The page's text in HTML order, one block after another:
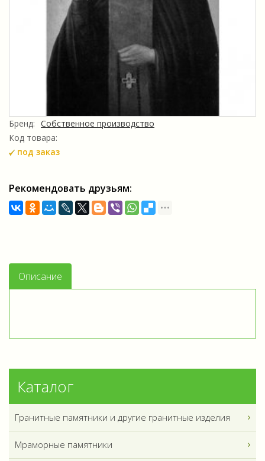
Бренд: Собственное производство
Код товара:
под заказ
Рекомендовать друзьям:
Описание
Каталог
Гранитные памятники и другие гранитные изделия
Мраморные памятники